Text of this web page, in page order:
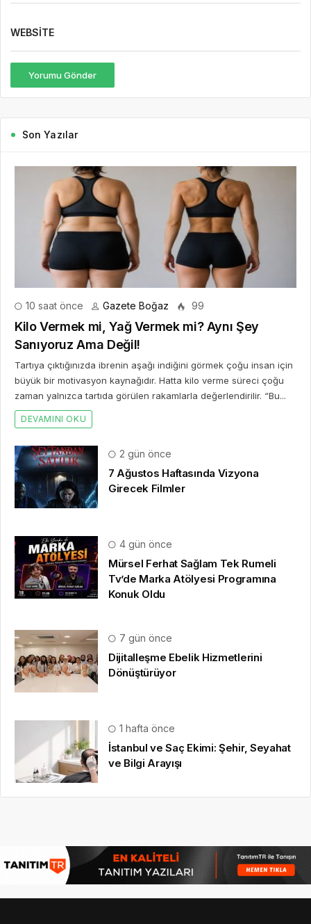
WEBSITE
Yorumu Gönder
Son Yazılar
10 saat önce Gazete Boğaz 99
Kilo Vermek mi, Yağ Vermek mi? Aynı Şey
Sanıyoruz Ama Değil!
Tartıya çıktığınızda ibrenin aşağı indiğini görmek çoğu insan için
büyük bir motivasyon kaynağıdır. Hatta kilo verme süreci çoğu
zaman yalnızca tartıda görülen rakamlarla değerlendirilir. “Bu...
DEVAMINI OKU
2 gün önce
7 Ağustos Haftasında Vizyona
Girecek Filmler
4 gün önce
Mürsel Ferhat Sağlam Tek Rumeli
Tv’de Marka Atölyesi Programına
Konuk Oldu
7 gün önce
Dijitalleşme Ebelik Hizmetlerini
Dönüştürüyor
1 hafta önce
İstanbul ve Saç Ekimi: Şehir, Seyahat
ve Bilgi Arayışı